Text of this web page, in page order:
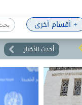
+ أقسام أخرى
أحدث الأخبار